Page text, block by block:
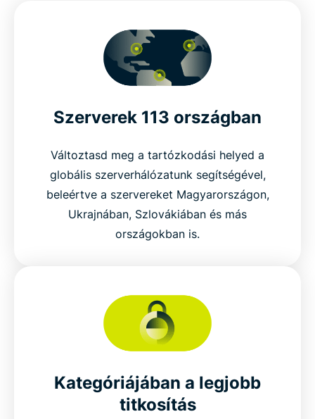
Szerverek 113 országban
Változtasd meg a tartózkodási helyed a
globális szerverhálózatunk segítségével,
beleértve a szervereket Magyarországon,
Ukrajnában, Szlovákiában és más
országokban is.
Kategóriájában a legjobb
titkosítás